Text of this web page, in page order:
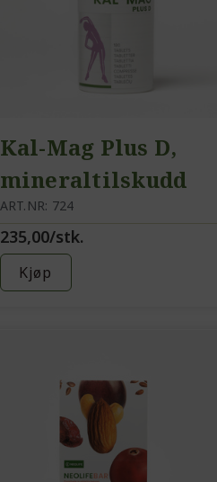
Kal-Mag Plus D,
mineraltilskudd
ART.NR: 724
235,00/stk.
Kjøp